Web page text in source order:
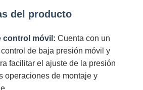
del producto
control móvil: Cuenta con un
de baja presión móvil y
facilitar el ajuste de la presión
operaciones de montaje y